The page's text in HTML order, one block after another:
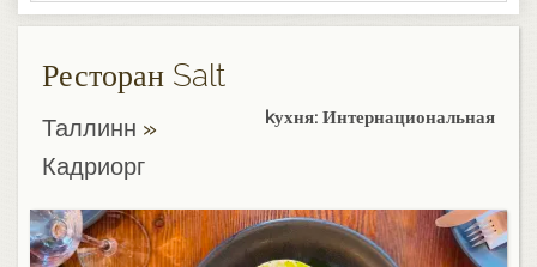
Ресторан Salt
Таллинн »
Кадриорг
kухня: Интернациональная